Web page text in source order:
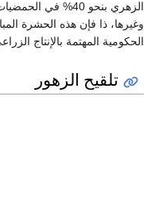
وغيرها، ذا فإن هذه الحشرة
الحكومية المهتمة بالإنتاج
تلقيح الزهور